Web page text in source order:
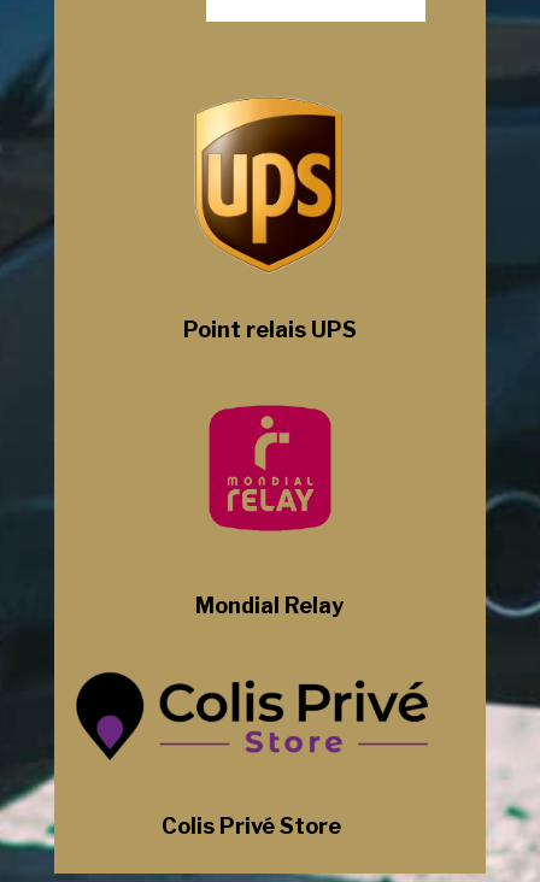
Point relais UPS
Mondial Relay
Colis Privé Store